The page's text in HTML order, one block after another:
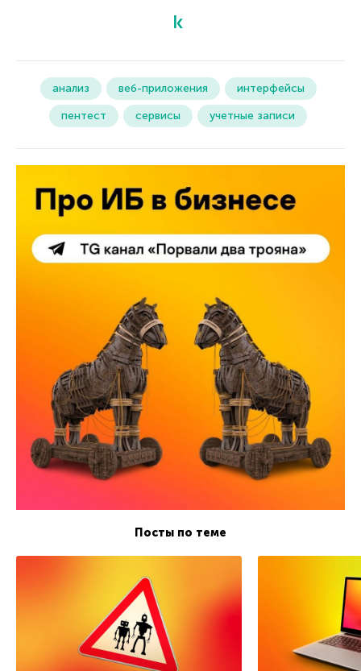
анализ веб-приложения
интерфейсы
пентест
сервисы учетные записи
Посты по теме